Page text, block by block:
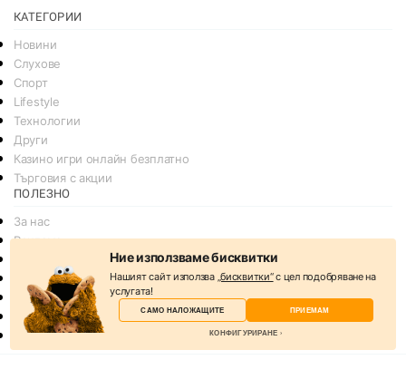
КАТЕГОРИИ
Новини
Слухове
Спорт
Lifestyle
Технологии
Други
Казино игри онлайн безплатно
Търговия с акции
ПОЛЕЗНО
За нас
Реклама
Условия за споделяне
Политика за поверителснот
Политика на Бисквитките
Контакти
Ние използваме бисквитки
Нашият сайт използва „бисквитки“с цел подобряване на
услугата!
САМО НАЛОЖАЩИТЕ ПРИЕМАМ
КОНФИГУРИРАНЕ